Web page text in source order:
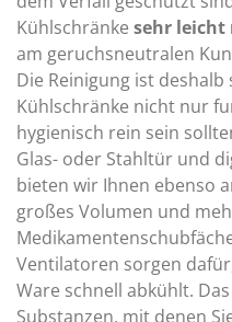
Kühlschränke sehr leicht
am geruchsneutralen
Die Reinigung ist deshalb
Kühlschränke nicht nur
hygienisch rein sein
Glas- oder Stahltür und
bieten wir Ihnen ebenso
großes Volumen und
Ventilatoren sorgen
Ware schnell abkühlt.
Substanzen, mit denen